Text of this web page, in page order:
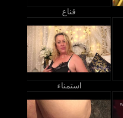
قناع
استمناء